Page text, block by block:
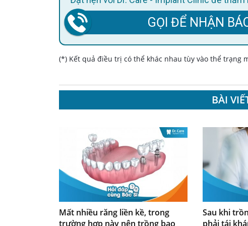
GỌI ĐỂ NHẬN
(*) Kết quả điều trị có thể khác nhau tùy vào thể trạng
BÀI
Mất nhiều răng liền kề, trong
trường hợp này nên trồng bao
Sau khi
phải tái